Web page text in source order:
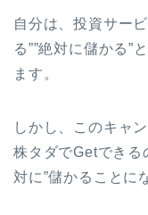
自分は、投資サー
る””絶対に儲かる”
ます。
しかし、このキャ
株タダでGetできる
対に”儲かることに